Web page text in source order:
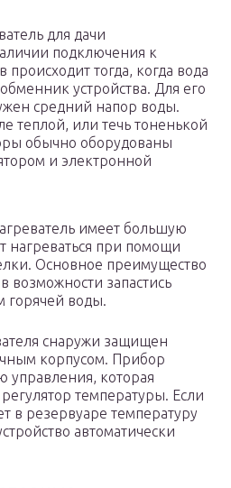
для дачи
подключения к
тогда, когда вода
устройства. Для его
средний напор воды.
теплой, или течь тоненькой
обычно оборудованы
и электронной
имеет большую
нагреваться при помощи
Основное преимущество
возможности запастись
горячей воды.
снаружи защищен
корпусом. Прибор
управления, которая
температуры. Если
в резервуаре температуру
автоматически